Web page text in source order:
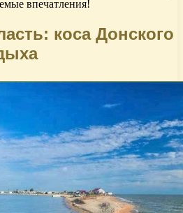
впечатления!
коса Донского